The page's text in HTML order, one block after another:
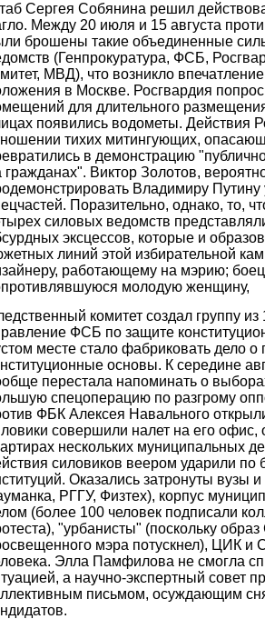
Сергея Собянина решил
Между 20 июля и 15 августа
брошены такие объединенные
(Генпрокуратура, ФСБ,
МВД), что возникло
в Москве. Росгвардия
для длительного
появились водометы. Действия
тихих митингующих,
в демонстрацию
гражданах". Виктор Золотов,
Владимиру Путину
Поразительно, однако, то,
силовых ведомств
эксцессов, которые и
линий этой избирательной
работающему на мэрию;
молодую женщину,
комитет создал группу из
ФСБ по защите
месте стало фабриковать дело о
основы. К середине
перестала напоминать о
спецоперацию по разгрому
ФБК Алексея Навального
совершили налет на его
нескольких муниципальных
силовиков веером ударили по
Оказались затронуты вузы
РГГУ, Физтех), корпус
(более 100 человек подписали
"урбанисты" (поскольку
мэра потускнел), ЦИК и
Элла Памфилова не смогла
а научно-экспертный совет
письмом, осуждающим